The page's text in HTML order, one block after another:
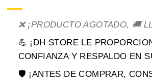
❌ ¡PRODUCTO AGOTADO, 🚚
💪 ¡DH STORE LE
CONFIANZA Y RESPALDO EN
🛡️ ¡ANTES DE COMPRAR,